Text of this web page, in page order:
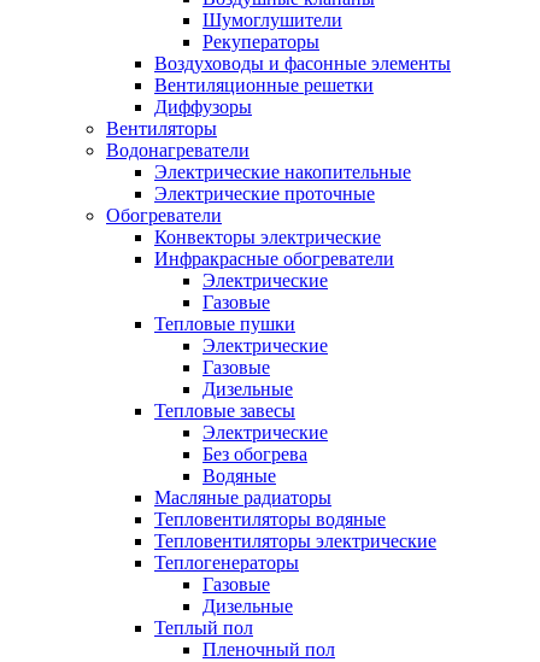
Шумоглушители
Рекуператоры
Воздуховоды и фасонные элементы
Вентиляционные решетки
Диффузоры
Вентиляторы
Водонагреватели
Электрические накопительные
Электрические проточные
Обогреватели
Конвекторы электрические
Инфракрасные обогреватели
Электрические
Газовые
Тепловые пушки
Электрические
Газовые
Дизельные
Тепловые завесы
Электрические
Без обогрева
Водяные
Масляные радиаторы
Тепловентиляторы водяные
Тепловентиляторы электрические
Теплогенераторы
Газовые
Дизельные
Теплый пол
Пленочный пол